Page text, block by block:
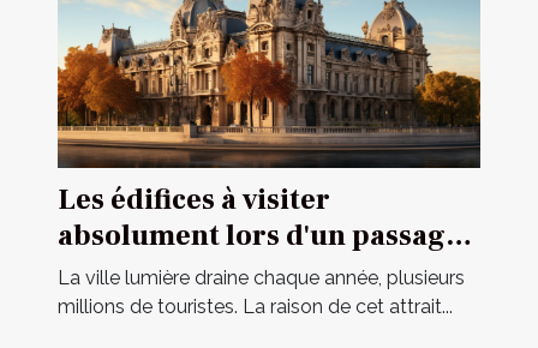
Les édifices à visiter
absolument lors d'un passage
à Paris
La ville lumière draine chaque année, plusieurs
millions de touristes. La raison de cet attrait...